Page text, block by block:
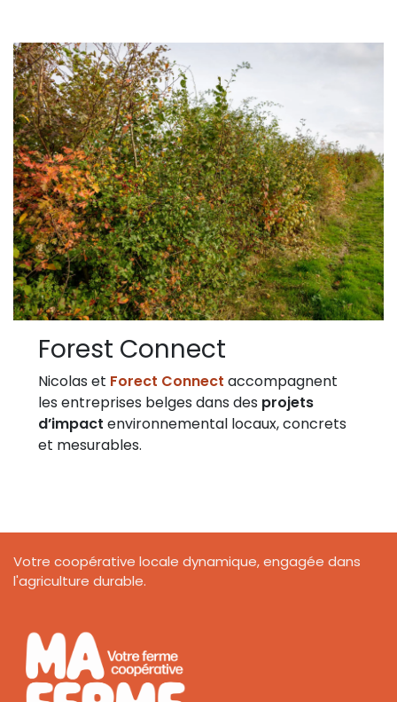
Forest Connect
Nicolas et Forect Connect accompagnent
les entreprises belges dans des projets
d’impact environnemental locaux, concrets
et mesurables.
Votre coopérative locale dynamique, engagée dans
l'agriculture durable.